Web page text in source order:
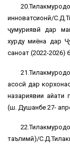
инноватсионӣ/
ҷумҳуриявӣ дар
хурду миёна дар
саноат (2022-2026)
асосӣ дар
назариявии
(ш. Душанбе 27-
таълимӣ)/